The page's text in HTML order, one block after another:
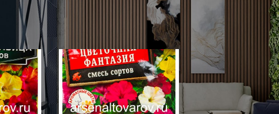
сидераты Семена цветов
Семена мирабилис
60